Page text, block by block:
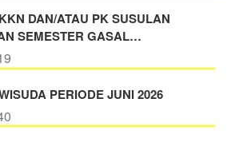
DAN/ATAU PK SUSULAN
SEMESTER GASAL…
PERIODE JUNI 2026